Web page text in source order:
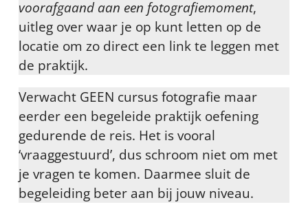
voorafgaand aan een fotografiemoment,
uitleg over waar je op kunt letten op de
locatie om zo direct een link te leggen met
de praktijk.
Verwacht GEEN cursus fotografie maar
eerder een begeleide praktijk oefening
gedurende de reis. Het is vooral
‘vraaggestuurd’, dus schroom niet om met
je vragen te komen. Daarmee sluit de
begeleiding beter aan bij jouw niveau.